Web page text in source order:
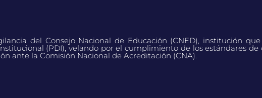
del Consejo Nacional de Educación (CNED), institución
(PDI), velando por el cumplimiento de los estándares de
ante la Comisión Nacional de Acreditación (CNA).